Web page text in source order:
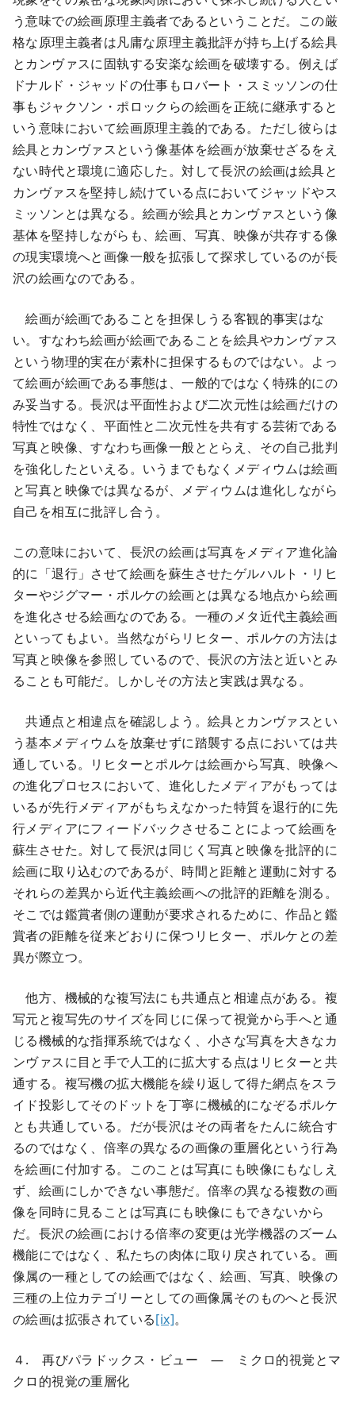
う意味での絵画原理主義者であるということだ。この厳
格な原理主義者は凡庸な原理主義批評が持ち上げる絵具
とカンヴァスに固執する安楽な絵画を破壊する。例えば
ドナルド・ジャッドの仕事もロバート・スミッソンの仕
事もジャクソン・ポロックらの絵画を正統に継承すると
いう意味において絵画原理主義的である。ただし彼らは
絵具とカンヴァスという像基体を絵画が放棄せざるをえ
ない時代と環境に適応した。対して長沢の絵画は絵具と
カンヴァスを堅持し続けている点においてジャッドやス
ミッソンとは異なる。絵画が絵具とカンヴァスという像
基体を堅持しながらも、絵画、写真、映像が共存する像
の現実環境へと画像一般を拡張して探求しているのが長
沢の絵画なのである。
絵画が絵画であることを担保しうる客観的事実はな
い。すなわち絵画が絵画であることを絵具やカンヴァス
という物理的実在が素朴に担保するものではない。よっ
て絵画が絵画である事態は、一般的ではなく特殊的にの
み妥当する。長沢は平面性および二次元性は絵画だけの
特性ではなく、平面性と二次元性を共有する芸術である
写真と映像、すなわち画像一般ととらえ、その自己批判
を強化したといえる。いうまでもなくメディウムは絵画
と写真と映像では異なるが、メディウムは進化しながら
自己を相互に批評し合う。
この意味において、長沢の絵画は写真をメディア進化論
的に「退行」させて絵画を蘇生させたゲルハルト・リヒ
ターやジグマー・ポルケの絵画とは異なる地点から絵画
を進化させる絵画なのである。一種のメタ近代主義絵画
といってもよい。当然ながらリヒター、ポルケの方法は
写真と映像を参照しているので、長沢の方法と近いとみ
ることも可能だ。しかしその方法と実践は異なる。
共通点と相違点を確認しよう。絵具とカンヴァスとい
う基本メディウムを放棄せずに踏襲する点においては共
通している。リヒターとポルケは絵画から写真、映像へ
の進化プロセスにおいて、進化したメディアがもっては
いるが先行メディアがもちえなかった特質を退行的に先
行メディアにフィードバックさせることによって絵画を
蘇生させた。対して長沢は同じく写真と映像を批評的に
絵画に取り込むのであるが、時間と距離と運動に対する
それらの差異から近代主義絵画への批評的距離を測る。
そこでは鑑賞者側の運動が要求されるために、作品と鑑
賞者の距離を従来どおりに保つリヒター、ポルケとの差
異が際立つ。
他方、機械的な複写法にも共通点と相違点がある。複
写元と複写先のサイズを同じに保って視覚から手へと通
じる機械的な指揮系統ではなく、小さな写真を大きなカ
ンヴァスに目と手で人工的に拡大する点はリヒターと共
通する。複写機の拡大機能を繰り返して得た網点をスラ
イド投影してそのドットを丁寧に機械的になぞるポルケ
とも共通している。だが長沢はその両者をたんに統合す
るのではなく、倍率の異なるの画像の重層化という行為
を絵画に付加する。このことは写真にも映像にもなしえ
ず、絵画にしかできない事態だ。倍率の異なる複数の画
像を同時に見ることは写真にも映像にもできないから
だ。長沢の絵画における倍率の変更は光学機器のズーム
機能にではなく、私たちの肉体に取り戻されている。画
像属の一種としての絵画ではなく、絵画、写真、映像の
三種の上位カテゴリーとしての画像属そのものへと長沢
の絵画は拡張されている[ix]。
４. 再びパラドックス・ビュー — ミクロ的視覚とマ
クロ的視覚の重層化